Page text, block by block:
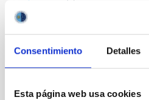
Consentimiento Detalles
Esta página web usa cookies
Abril 2024
Marzo 2024
Febrero 2023(1)
Octubre 2022(1)
Junio 2022